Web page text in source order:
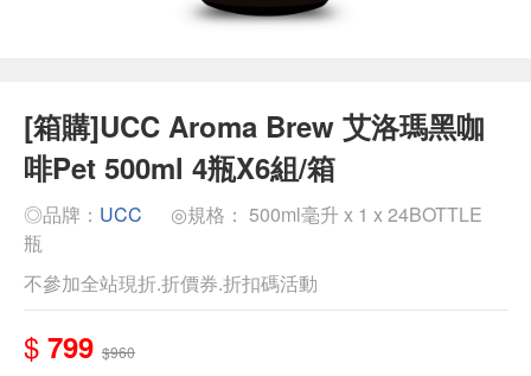
[箱購]UCC Aroma Brew 艾洛瑪黑咖
啡Pet 500ml 4瓶X6組/箱
◎品牌： UCC
◎規格： 500ml毫升 x 1 x 24BOTTLE
瓶
不參加全站現折.折價券.折扣碼活動
$ 799 $960